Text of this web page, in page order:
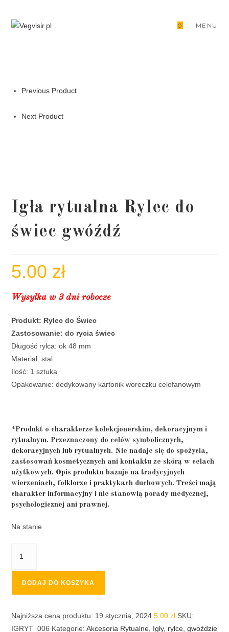
0 MENU
Previous Product
Next Product
Igła rytualna Rylec do
świec gwóźdź
5.00 zł
Wysyłka w 3 dni robocze
Produkt: Rylec do Świec
Zastosowanie: do rycia świec
Długość rylca: ok 48 mm
Materiał: stal
Ilość: 1 sztuka
Opakowanie: dedykowany kartonik woreczku celofanowym
*Produkt o charakterze kolekcjonerskim, dekoracyjnym i
rytualnym. Przeznaczony do celów symbolicznych,
dekoracyjnych lub rytualnych. Nie nadaje się do spożycia,
zastosowań kosmetycznych ani kontaktu ze skórą w celach
użytkowych. Opis produktu bazuje na tradycyjnych
wierzeniach, folklorze i praktykach duchowych. Treści mają
charakter informacyjny i nie stanowią porady medycznej,
psychologicznej ani prawnej.
Na stanie
Rylec
świec
gwóźdź
DODAJ DO KOSZYKA
Najniższa cena produktu: 19 stycznia, 2024 5.00zł SKU:
IGRYT_006 Kategorie:Akcesoria Rytualne Igły, rylce, gwoździe